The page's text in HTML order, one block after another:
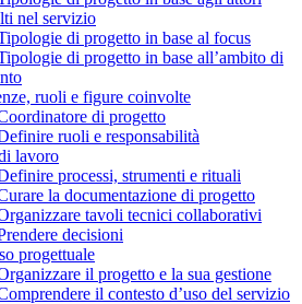
nel servizio
di progetto in base al focus
di progetto in base all’ambito di
ruoli e figure coinvolte
di progetto
ruoli e responsabilità
lavoro
processi, strumenti e rituali
la documentazione di progetto
tavoli tecnici collaborativi
decisioni
progettuale
il progetto e la sua gestione
il contesto d’uso del servizio